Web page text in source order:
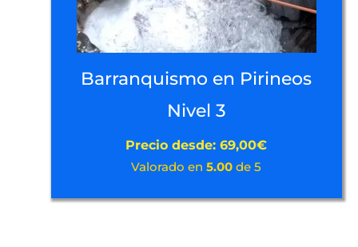
Barranquismo en Pirineos
Nivel 3
Precio desde:69,00€
Valorado en5.00 de 5